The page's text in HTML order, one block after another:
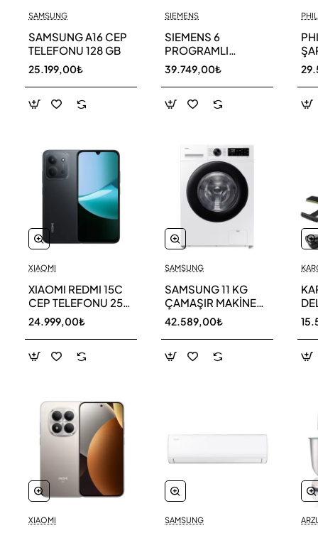
SAMSUNG
SAMSUNG A16 CEP
TELEFONU 128 GB
25.199,00₺
XIAOMI
XIAOMI REDMI 15C
CEP TELEFONU 256
GB
24.999,00₺
XIAOMI
SIEMENS
SIEMENS 6
PROGRAMLI
BULAŞIK MAKİNESİ
SN216W00DT
39.749,00₺
SAMSUNG
SAMSUNG 11 KG
ÇAMAŞIR MAKİNESİ
WW11DG5B25AEAH
42.589,00₺
SAMSUNG
11